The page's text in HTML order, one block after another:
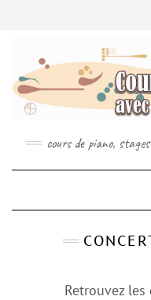
content
RÉSERVEZ
cours de piano,
Retrouvez